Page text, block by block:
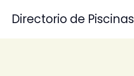
Directorio de Piscinas